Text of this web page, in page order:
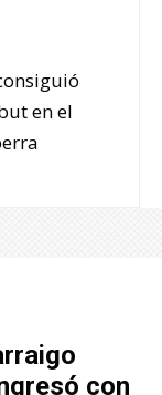
en el
con